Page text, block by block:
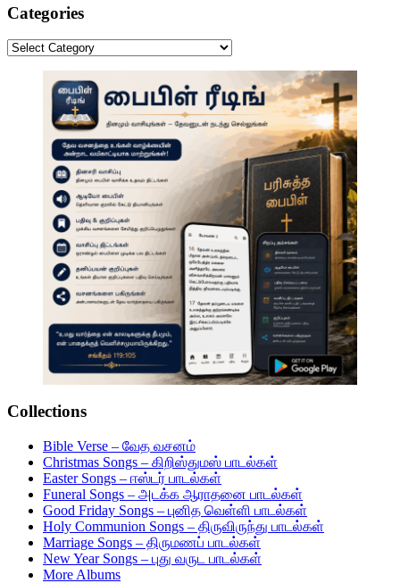
results
Categories
Categories
Collections
Bible Verse – வேத வசனம்
Christmas Songs – கிறிஸ்துமஸ் பாடல்கள்
Easter Songs – ஈஸ்டர் பாடல்கள்
Funeral Songs – அடக்க ஆராதனை பாடல்கள்
Good Friday Songs – புனித வெள்ளி பாடல்கள்
Holy Communion Songs – திருவிருந்து பாடல்கள்
Marriage Songs – திருமணப் பாடல்கள்
New Year Songs – புது வருட பாடல்கள்
More Albums